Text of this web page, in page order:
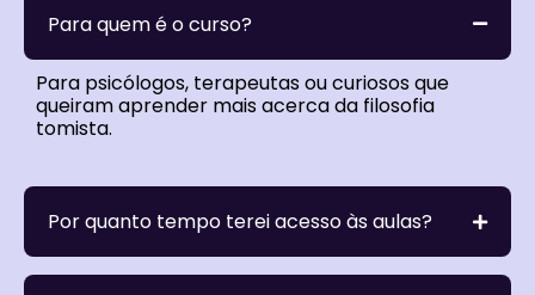
Para quem é o curso?
Para psicólogos, terapeutas ou curiosos que
queiram aprender mais acerca da filosofia
tomista.
Por quanto tempo terei acesso às aulas?